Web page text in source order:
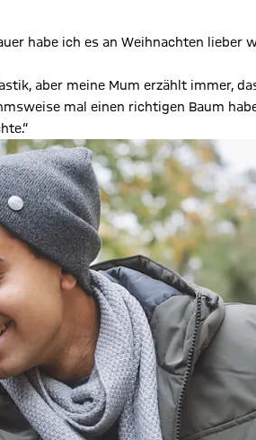
habe ich es an Weihnachten lieber
aber meine Mum erzählt immer,
mal einen richtigen Baum